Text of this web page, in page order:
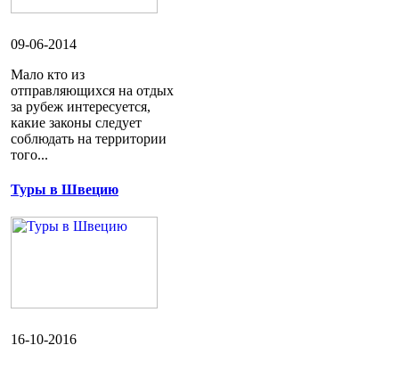
09-06-2014
Мало кто из
отправляющихся на отдых
за рубеж интересуется,
какие законы следует
соблюдать на территории
того...
Туры в Швецию
16-10-2016